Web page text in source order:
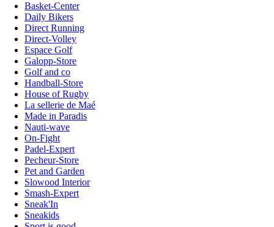
Basket-Center
Daily Bikers
Direct Running
Direct-Volley
Espace Golf
Galopp-Store
Golf and co
Handball-Store
House of Rugby
La sellerie de Maé
Made in Paradis
Nauti-wave
On-Fight
Padel-Expert
Pecheur-Store
Pet and Garden
Slowood Interior
Smash-Expert
Sneak'In
Sneakids